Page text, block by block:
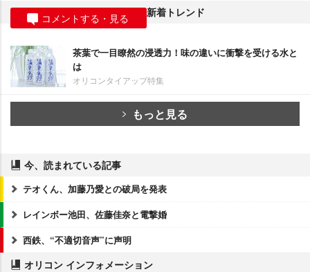
コメントする・見る 新着トレンド
茶葉で一目瞭然の浸透力！味の違いに衝撃を受ける水と
は
オリコンタイアップ特集
もっと見る
今、読まれている記事
テオくん、加藤乃愛との破局を発表
レインボー池田、佐藤佳奈と電撃婚
西鉄、“不適切音声”に声明
オリコン インフォメーション